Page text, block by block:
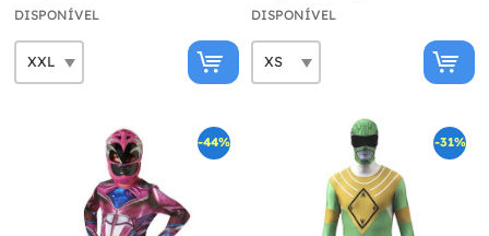
DISPONÍVEL DISPONÍVEL
-44% -31%